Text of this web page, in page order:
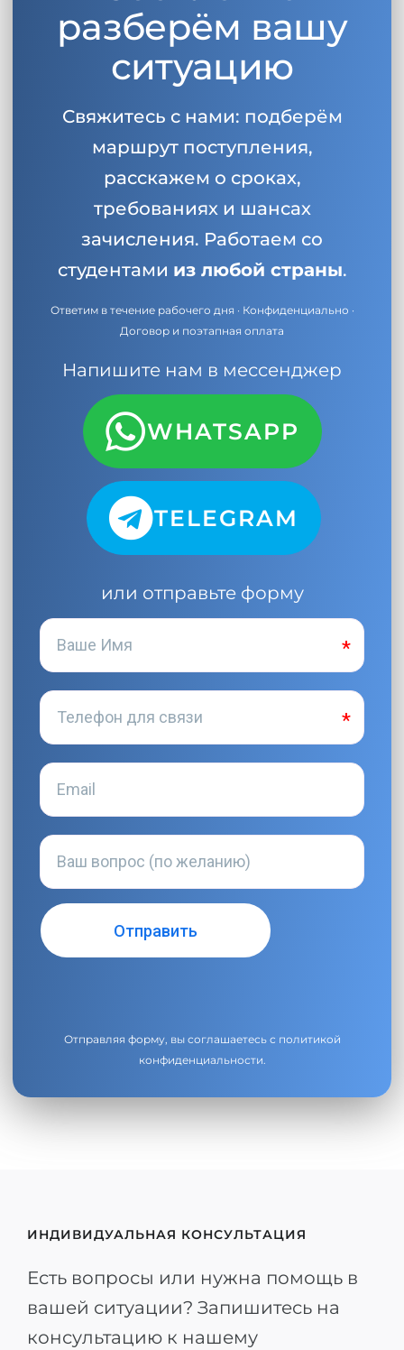
разберём вашу
ситуацию
Свяжитесь с нами: подберём
маршрут поступления,
расскажем о сроках,
требованиях и шансах
зачисления. Работаем со
студентами из любой страны.
Ответим в течение рабочего дня · Конфиденциально ·
Договор и поэтапная оплата
Напишите нам в мессенджер
WHATSAPP
TELEGRAM
или отправьте форму
Отправляя форму, вы соглашаетесь с политикой
конфиденциальности.
ИНДИВИДУАЛЬНАЯ КОНСУЛЬТАЦИЯ
Есть вопросы или нужна помощь в
вашей ситуации? Запишитесь на
консультацию к нашему